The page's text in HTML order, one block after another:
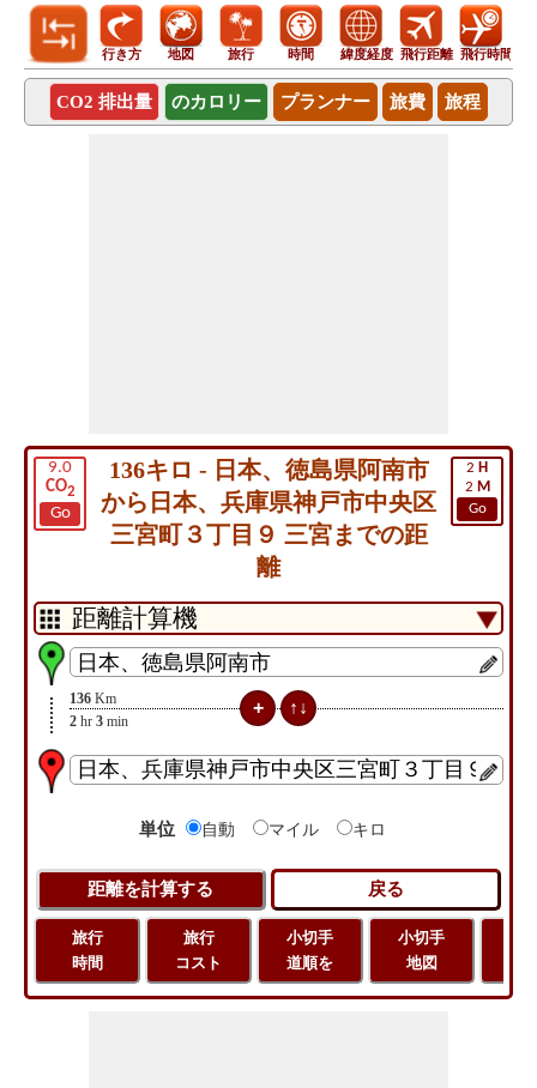
行き方 地図 旅行 時間 緯度経度 飛行距離 飛行時間
CO2 排出量 のカロリー プランナー 旅費 旅程
9.0
CO2
Go
2 H
2 M
Go
136キロ - 日本、徳島県阿南市
から日本、兵庫県神戸市中央区
三宮町３丁目９ 三宮までの距
離
136 Km
2 hr 3 min
単位 自動 マイル キロ
旅行
時間
旅行
コスト
小切手
道順を
小切手
地図